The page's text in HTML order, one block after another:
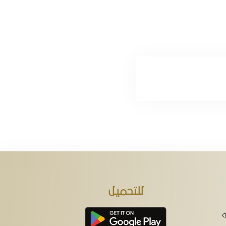
للتحميل